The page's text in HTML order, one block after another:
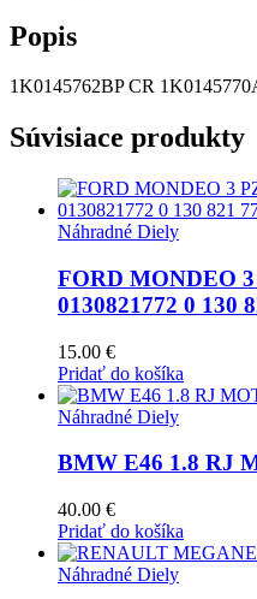
Popis
1K0145762BP CR
Súvisiace produkty
Náhradné Diely
FORD MONDEO
0130821772 0 130
15.00 €
Pridať do košíka
Náhradné Diely
BMW E46 1.8 RJ
40.00 €
Pridať do košíka
Náhradné Diely